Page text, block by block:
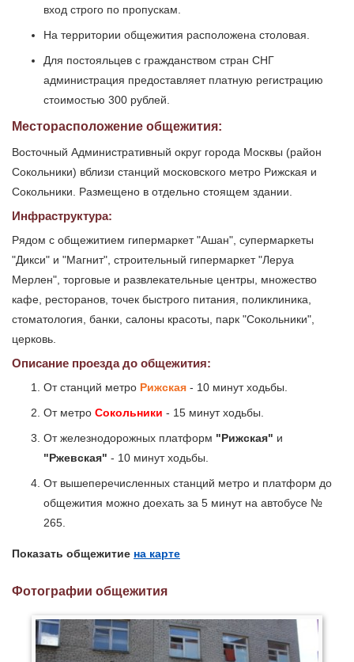
вход строго по пропускам.
На территории общежития расположена столовая.
Для постояльцев с гражданством стран СНГ
администрация предоставляет платную регистрацию
стоимостью 300 рублей.
Месторасположение общежития:
Восточный Административный округ города Москвы (район
Сокольники) вблизи станций московского метро Рижская и
Сокольники. Размещено в отдельно стоящем здании.
Инфраструктура:
Рядом с общежитием гипермаркет "Ашан", супермаркеты
"Дикси" и "Магнит", строительный гипермаркет "Леруа
Мерлен", торговые и развлекательные центры, множество
кафе, ресторанов, точек быстрого питания, поликлиника,
стоматология, банки, салоны красоты, парк "Сокольники",
церковь.
Описание проезда до общежития:
От станций метро Рижская - 10 минут ходьбы.
От метро Сокольники - 15 минут ходьбы.
От железнодорожных платформ "Рижская" и
"Ржевская" - 10 минут ходьбы.
От вышеперечисленных станций метро и платформ до
общежития можно доехать за 5 минут на автобусе №
265.
Показать общежитие на карте
Фотографии общежития